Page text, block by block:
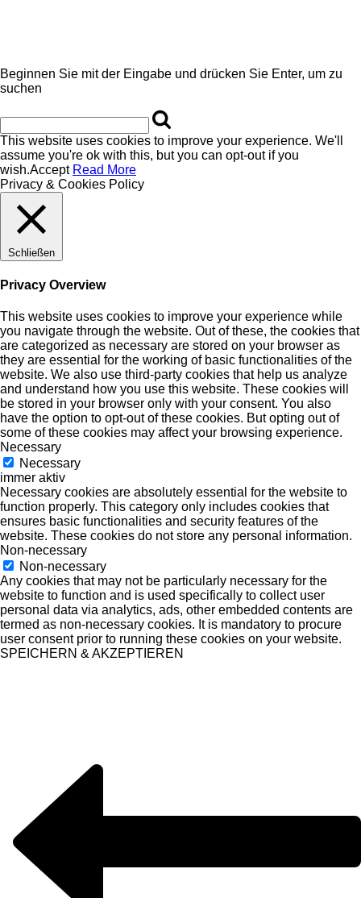
Beginnen Sie mit der Eingabe und drücken Sie Enter, um zu
suchen
This website uses cookies to improve your experience. We'll
assume you're ok with this, but you can opt-out if you
wish.Accept Read More
Privacy & Cookies Policy
Schließen
Privacy Overview
This website uses cookies to improve your experience while
you navigate through the website. Out of these, the cookies that
are categorized as necessary are stored on your browser as
they are essential for the working of basic functionalities of the
website. We also use third-party cookies that help us analyze
and understand how you use this website. These cookies will
be stored in your browser only with your consent. You also
have the option to opt-out of these cookies. But opting out of
some of these cookies may affect your browsing experience.
Necessary
Necessary
immer aktiv
Necessary cookies are absolutely essential for the website to
function properly. This category only includes cookies that
ensures basic functionalities and security features of the
website. These cookies do not store any personal information.
Non-necessary
Non-necessary
Any cookies that may not be particularly necessary for the
website to function and is used specifically to collect user
personal data via analytics, ads, other embedded contents are
termed as non-necessary cookies. It is mandatory to procure
user consent prior to running these cookies on your website.
SPEICHERN & AKZEPTIEREN